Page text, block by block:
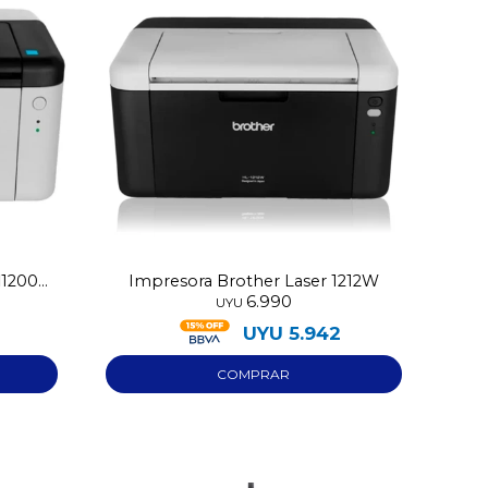
Impresora Brother Laser 1212W
UYU 6.990
UYU 5.942